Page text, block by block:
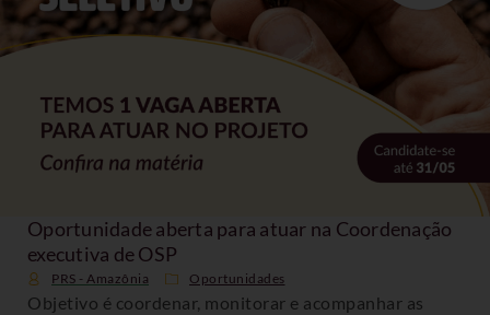
Oportunidade aberta para atuar na Coordenação
executiva de OSP
PRS - Amazônia Oportunidades
Objetivo é coordenar, monitorar e acompanhar as